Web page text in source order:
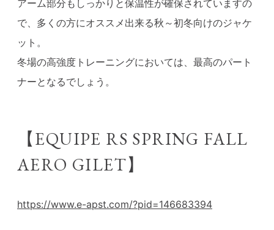
アーム部分もしっかりと保温性が確保されていますの
で、多くの方にオススメ出来る秋～初冬向けのジャケ
ット。
冬場の高強度トレーニングにおいては、最高のパート
ナーとなるでしょう。
【EQUIPE RS SPRING FALL
AERO GILET】
https://www.e-apst.com/?pid=146683394